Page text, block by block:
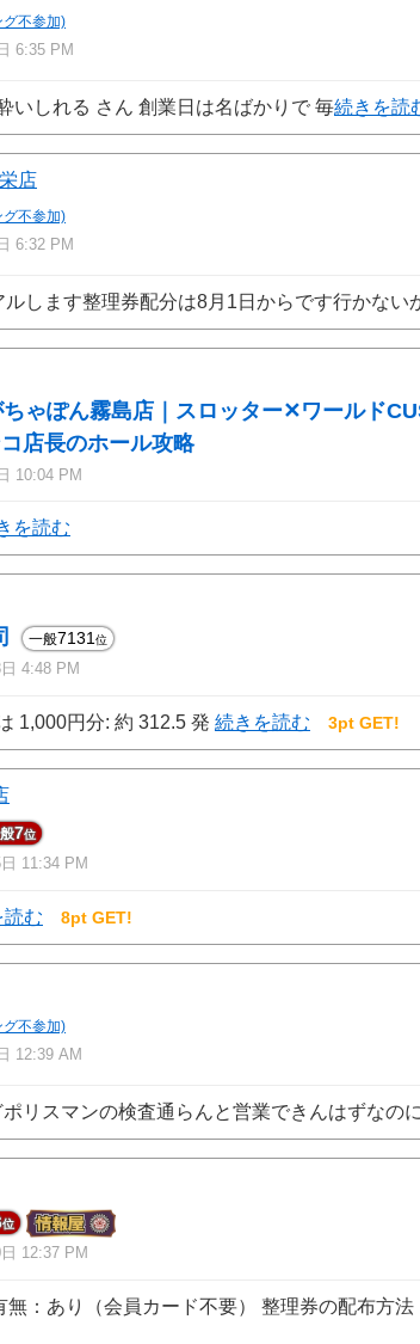
不参加)
6:35 PM
いしれる さん 創業日は名ばかりで 毎続きを読
店
不参加)
6:32 PM
します整理券配分は8月1日からです行かない
ゃぽん霧島店｜スロッター✕ワールド
店長のホール攻略
10:04 PM
を読む
一般7131位
4:48 PM
1,000円分: 約 312.5 発 続きを読む 3pt GET!
7位
11:34 PM
読む 8pt GET!
不参加)
12:39 AM
リスマンの検査通らんと営業できんはずなの
位
12:37 PM
無：あり（会員カード不要） 整理券の配布方法